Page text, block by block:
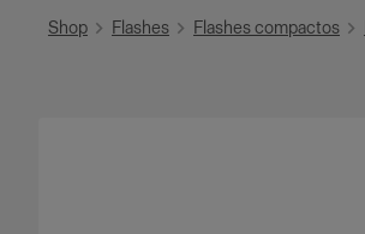
Shop Flashes Flashes compactos